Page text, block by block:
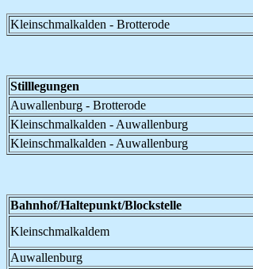
Kleinschmalkalden - Brotterode
Stilllegungen
Auwallenburg - Brotterode
Kleinschmalkalden - Auwallenburg
Kleinschmalkalden - Auwallenburg
Bahnhof/Haltepunkt/Blockstelle
Kleinschmalkaldem
Auwallenburg